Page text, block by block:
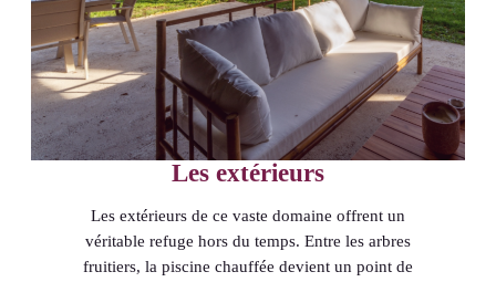
Les extérieurs
Les extérieurs de ce vaste domaine offrent un
véritable refuge hors du temps. Entre les arbres
fruitiers, la piscine chauffée devient un point de